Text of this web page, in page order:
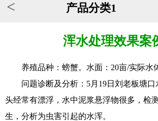
< 产品分类1
浑水处理效果案
养殖品种：螃蟹。水面：20亩/实际水
问题诊断及分析：5月19日刘老板塘口
头经常有漂浮，水中泥浆悬浮物很多，检
生，分析为虫害引起的水浑。